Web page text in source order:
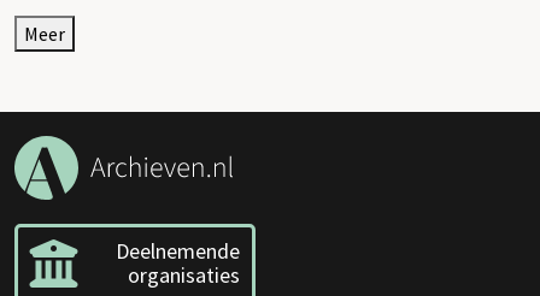
Meer
Deelnemende
organisaties